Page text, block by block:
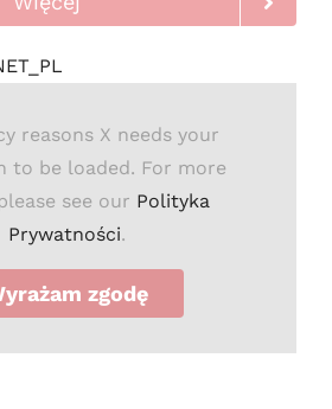
reasons X needs your
to be loaded. For more
see our Polityka
Prywatności.
zgodę